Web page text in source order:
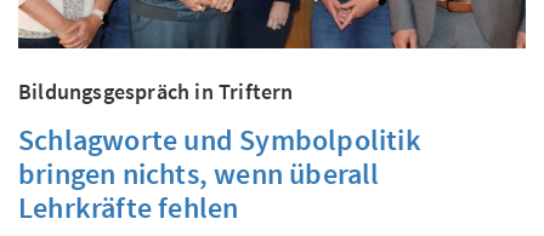
Bildungsgespräch in Triftern
Schlagworte und Symbolpolitik
bringen nichts, wenn überall
Lehrkräfte fehlen